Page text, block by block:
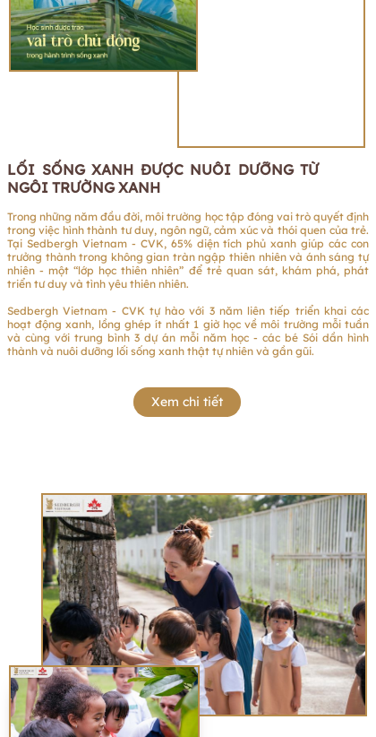
LỐI SỐNG XANH ĐƯỢC NUÔI DƯỠNG TỪ
NGÔI TRƯỜNG XANH
Trong những năm đầu đời, môi trường học tập đóng vai trò quyết định
trong việc hình thành tư duy, ngôn ngữ, cảm xúc và thói quen của trẻ.
Tại Sedbergh Vietnam - CVK, 65% diện tích phủ xanh giúp các con
trưởng thành trong không gian tràn ngập thiên nhiên và ánh sáng tự
nhiên - một “lớp học thiên nhiên” để trẻ quan sát, khám phá, phát
triển tư duy và tình yêu thiên nhiên.
Sedbergh Vietnam - CVK tự hào với 3 năm liên tiếp triển khai các
hoạt động xanh, lồng ghép ít nhất 1 giờ học về môi trường mỗi tuần
và cùng với trung bình 3 dự án mỗi năm học - các bé Sói dần hình
thành và nuôi dưỡng lối sống xanh thật tự nhiên và gần gũi.
Xem chi tiết